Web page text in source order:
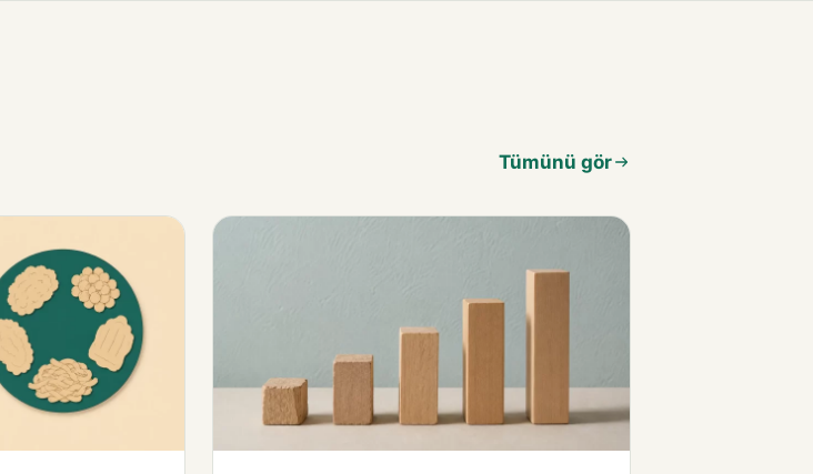
Tümünü gör